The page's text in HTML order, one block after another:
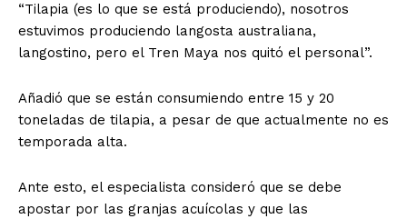
“Tilapia (es lo que se está produciendo), nosotros
estuvimos produciendo langosta australiana,
langostino, pero el Tren Maya nos quitó el personal”.
Añadió que se están consumiendo entre 15 y 20
toneladas de tilapia, a pesar de que actualmente no es
temporada alta.
Ante esto, el especialista consideró que se debe
apostar por las granjas acuícolas y que las